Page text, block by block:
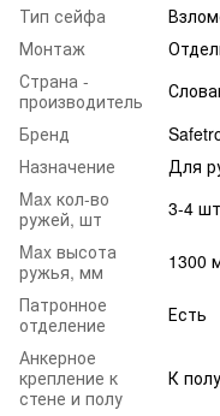
Тип сейфа
Монтаж
Страна -
производитель
Бренд
Назначение
Для
Max кол-во
ружей, шт
3-4 шт
Max высота
ружья, мм
1300
Патронное
отделение
Есть
Анкерное
крепление к
стене и полу
К